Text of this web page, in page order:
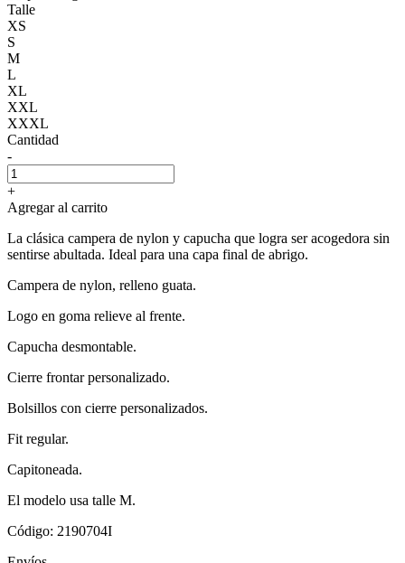
Talle
XS
S
M
L
XL
XXL
XXXL
Cantidad
-
+
Agregar al carrito
La clásica campera de nylon y capucha que logra ser acogedora sin
sentirse abultada. Ideal para una capa final de abrigo.
Campera de nylon, relleno guata.
Logo en goma relieve al frente.
Capucha desmontable.
Cierre frontar personalizado.
Bolsillos con cierre personalizados.
Fit regular.
Capitoneada.
El modelo usa talle M.
Código: 2190704I